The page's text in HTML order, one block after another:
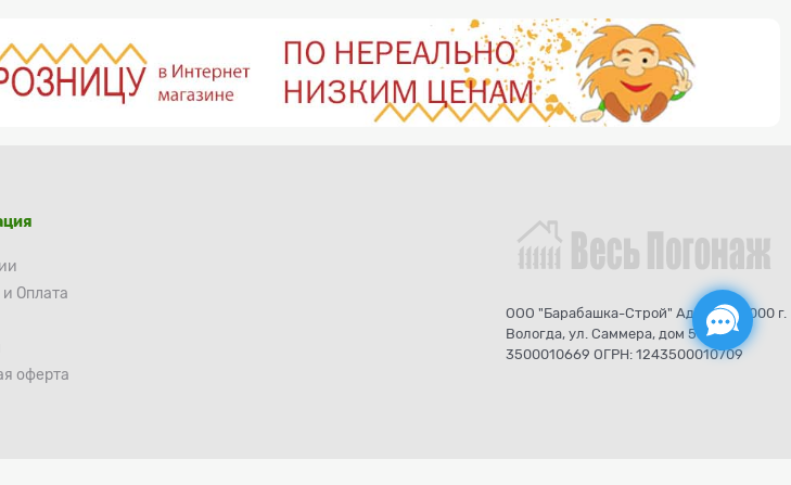
Оплата
оферта
ООО "Барабашка-Строй" Адрес: 160000 г.
Вологда, ул. Саммера, дом 56 ИНН:
3500010669 ОГРН: 1243500010709